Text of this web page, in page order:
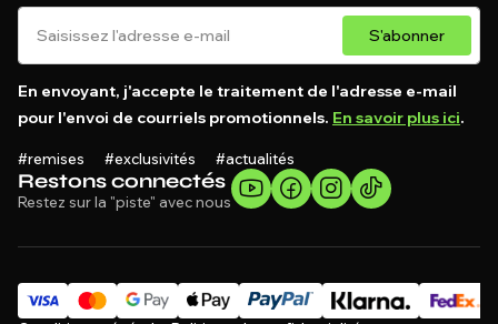
Restons connectés
Restez sur la "piste" avec nous
S'abonner
En envoyant, j'accepte le traitement de l'adresse e-mail
pour l'envoi de courriels promotionnels. En savoir plus ici.
#remises #exclusivités #actualités